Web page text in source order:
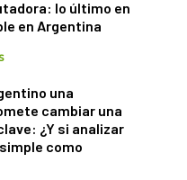
lo último en
en Argentina
una
cambiar una
¿Y si analizar
como